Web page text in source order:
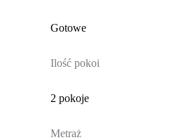
Gotowe
Ilość pokoi
2 pokoje
Metraż